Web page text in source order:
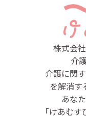
株式会
介
介護に関
を解消す
あな
「けあむ